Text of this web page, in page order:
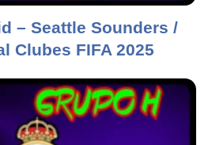
– Seattle Sounders /
Clubes FIFA 2025